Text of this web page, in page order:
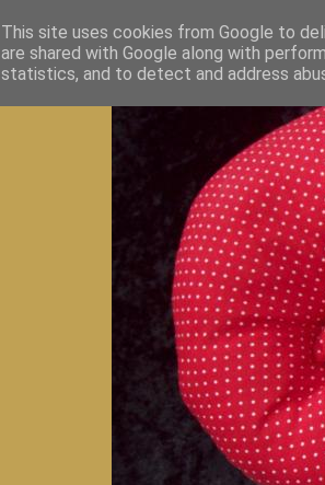
This site uses cookies from Google to
are shared with Google along with
statistics, and to detect and address